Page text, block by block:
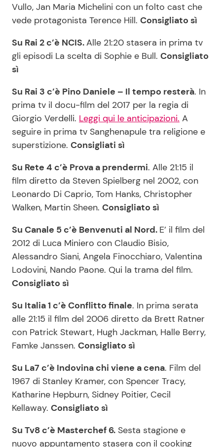
Vullo, Jan Maria Michelini con un folto cast che
vede protagonista Terence Hill. Consigliato sì
Su Rai 2 c’è NCIS.Alle 21:20 stasera in prima tv
gli episodi La scelta di Sophie e Bull. Consigliato
sì
Su Rai 3 c’è Pino Daniele – Il tempo resterà. In
prima tv il docu-film del 2017 per la regia di
Giorgio Verdelli. Leggi qui le anticipazioni. A
seguire in prima tv Sanghenapule tra religione e
superstizione. Consigliati sì
Su Rete 4 c’è Prova a prendermi. Alle 21:15 il
film diretto da Steven Spielberg nel 2002, con
Leonardo Di Caprio, Tom Hanks, Christopher
Walken, Martin Sheen. Consigliato sì
Su Canale 5 c’è Benvenuti al Nord. E’ il film del
2012 di Luca Miniero con Claudio Bisio,
Alessandro Siani, Angela Finocchiaro, Valentina
Lodovini, Nando Paone. Qui la trama del film.
Consigliato sì
Su Italia 1 c’è Conflitto finale. In prima serata
alle 21:15 il film del 2006 diretto da Brett Ratner
con Patrick Stewart, Hugh Jackman, Halle Berry,
Famke Janssen. Consigliato sì
Su La7 c’è Indovina chi viene a cena. Film del
1967 di Stanley Kramer, con Spencer Tracy,
Katharine Hepburn, Sidney Poitier, Cecil
Kellaway. Consigliato sì
Su Tv8 c’è Masterchef 6. Sesta stagione e
nuovo appuntamento stasera con il cooking